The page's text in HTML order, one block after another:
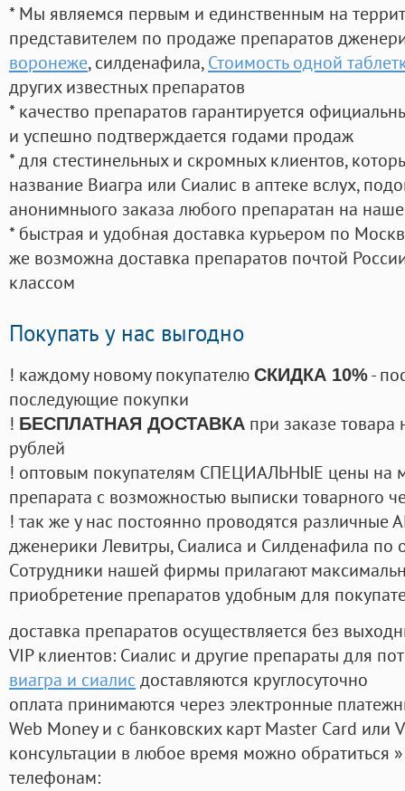
* Мы являемся первым и единственным на
представителем по продаже препаратов
воронеже, силденафила, Стоимость одной
других известных препаратов
* качество препаратов гарантируется
и успешно подтверждается годами продаж
* для стестинельных и скромных клиентов,
название Виагра или Сиалис в аптеке вслух,
анонимныого заказа любого препаратан на
* быстрая и удобная доставка курьером по
же возможна доставка препаратов почтой
классом
Покупать у нас выгодно
! каждому новому покупателю СКИДКА 10%-
последующие покупки
! БЕСПЛАТНАЯ ДОСТАВКА при заказе
рублей
! оптовым покупателям СПЕЦИАЛЬНЫЕ цены на
препарата с возможностью выписки товарного
! так же у нас постоянно проводятся
дженерики Левитры, Сиалиса и Силденафила по
Cотрудники нашей фирмы прилагают
приобретение препаратов удобным для
доставка препаратов осуществляется без
VIP клиентов: Сиалис и другие препараты для
виагра и сиалис доставляются круглосуточно
оплата принимаются через электронные
Web Money и с банковских карт Master Card или
консультации в любое время можно обратиться
телефонам: